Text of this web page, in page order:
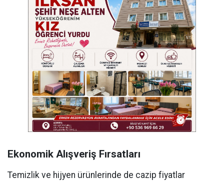
Ekonomik Alışveriş Fırsatları
Temizlik ve hijyen ürünlerinde de cazip fiyatlar